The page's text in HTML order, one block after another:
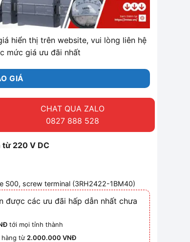
hiển thị trên website, vui lòng liên hệ
mức giá ưu đãi nhất
GIÁ
CHAT QUA ZALO
0827 888 528
220 V DC
S00, screw terminal (3RH2422-1BM40)
được các ưu đãi hấp dẫn nhất chưa
tới mọi tỉnh thành
hàng từ 2.000.000 VNĐ